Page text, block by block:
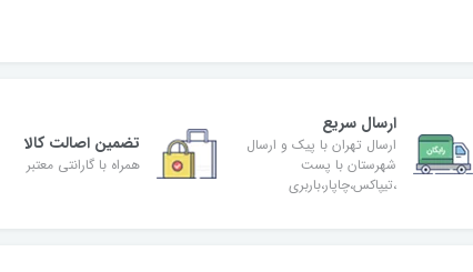
ارسال سریع
ارسال تهران با پیک و ارسال
شهرستان با پست
،تیپاکس،چاپار،باربری
تضمین اصالت کالا
همراه با گارانتی معتبر